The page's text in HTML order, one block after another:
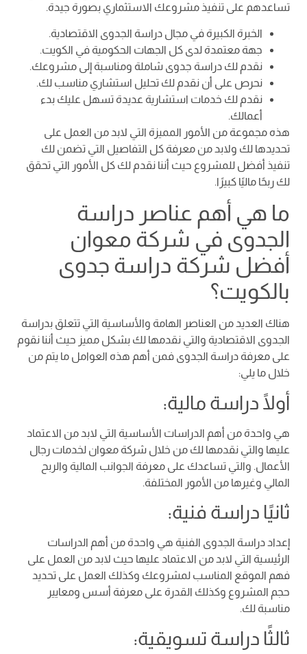
تساعدهم على تنفيذ مشروعك الاستثماري بصورة جيدة.
الخبرة الكبيرة في مجال دراسة الجدوى الاقتصادية.
جهة معتمدة لدى كل الجهات الحكومية في الكويت.
نقدم لك دراسة جدوى شاملة ومناسبة إلى مشروعك.
نحرص على أن نقدم لك تحليل استشاري مناسب لك.
نقدم لك خدمات استشارية عديدة تسهل عليك بدء
أعمالك.
هذه مجموعة من الأمور المميزة التي لابد من العمل على
تحديدها لك ولابد من معرفة كل التفاصيل التي تضمن لك
تنفيذ أفضل للمشروع حيث أننا نقدم لك كل الأمور التي تحقق
لك ربحًا ماليًا كبيرًا.
ما هي أهم عناصر دراسة
الجدوى في شركة معوان
أفضل شركة دراسة جدوى
بالكويت؟
هناك العديد من العناصر الهامة والأساسية التي تتعلق بدراسة
الجدوى الاقتصادية والتي نقدمها لك بشكل مميز حيث أننا نقوم
على معرفة دراسة الجدوى فمن أهم هذه العوامل ما يتم من
خلال ما يلي:
أولًا دراسة مالية:
هي واحدة من أهم الدراسات الأساسية التي لابد من الاعتماد
عليها والتي نقدمها لك من خلال شركة معوان لخدمات رجال
الأعمال. والتي تساعدك على معرفة الجوانب المالية والربح
المالي وغيرها من الأمور المختلفة.
ثانيًا دراسة فنية:
إعداد دراسة الجدوى الفنية هي واحدة من أهم الدراسات
الرئيسية التي لابد من الاعتماد عليها حيث لابد من العمل على
فهم الموقع المناسب لمشروعك وكذلك العمل على تحديد
حجم المشروع وكذلك القدرة على معرفة أسس ومعايير
مناسبة لك.
ثالثًا دراسة تسويقية: